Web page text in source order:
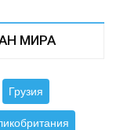
МИРА
Грузия